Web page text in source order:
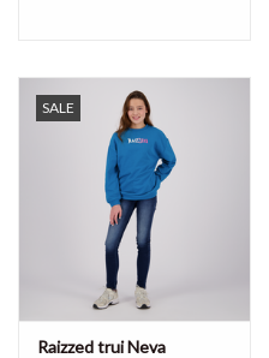
SALE
Raizzed trui Neva